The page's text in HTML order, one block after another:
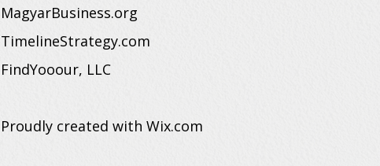
MagyarBusiness.org
TimelineStrategy.com
FindYooour, LLC
Proudly created with Wix.com